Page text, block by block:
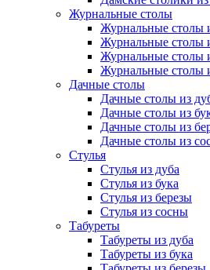
Журнальные столы
Журнальные столы
Журнальные столы
Журнальные столы
Журнальные столы
Дачные столы
Дачные столы из
Дачные столы из
Дачные столы из
Дачные столы из
Стулья
Стулья из дуба
Стулья из бука
Стулья из березы
Стулья из сосны
Табуреты
Табуреты из дуба
Табуреты из бука